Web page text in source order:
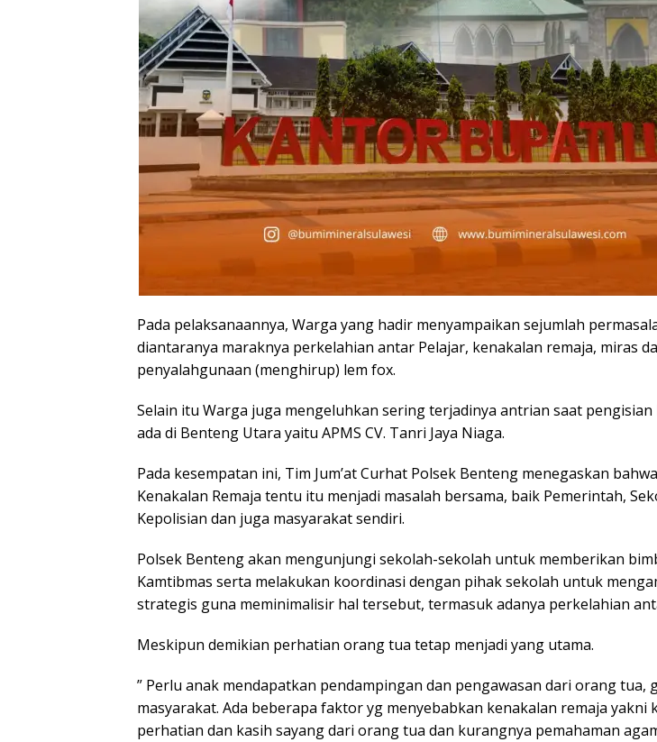
Pada pelaksanaannya, Warga yang hadir menyampaikan sejumlah
diantaranya maraknya perkelahian antar Pelajar, kenakalan remaja, miras
penyalahgunaan (menghirup) lem fox.
Selain itu Warga juga mengeluhkan sering terjadinya antrian saat pengisian
ada di Benteng Utara yaitu APMS CV. Tanri Jaya Niaga.
Pada kesempatan ini, Tim Jum’at Curhat Polsek Benteng menegaskan
Kenakalan Remaja tentu itu menjadi masalah bersama, baik Pemerintah,
Kepolisian dan juga masyarakat sendiri.
Polsek Benteng akan mengunjungi sekolah-sekolah untuk memberikan
Kamtibmas serta melakukan koordinasi dengan pihak sekolah untuk
strategis guna meminimalisir hal tersebut, termasuk adanya perkelahian
Meskipun demikian perhatian orang tua tetap menjadi yang utama.
” Perlu anak mendapatkan pendampingan dan pengawasan dari orang tua,
masyarakat. Ada beberapa faktor yg menyebabkan kenakalan remaja yakni
perhatian dan kasih sayang dari orang tua dan kurangnya pemahaman